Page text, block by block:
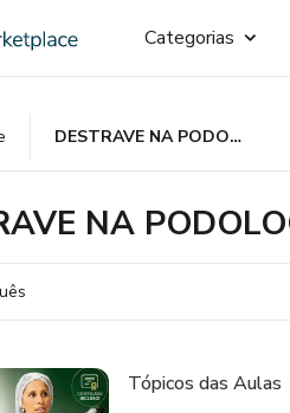
Categorias
DESTRAVE NA PODOLOGIA
NA
Tópicos das Aulas